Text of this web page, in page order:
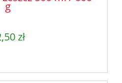
g
zł